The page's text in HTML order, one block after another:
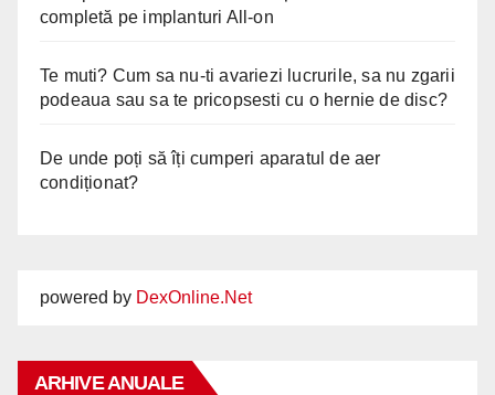
completă pe implanturi All-on
Te muti? Cum sa nu-ti avariezi lucrurile, sa nu zgarii
podeaua sau sa te pricopsesti cu o hernie de disc?
De unde poți să îți cumperi aparatul de aer
condiționat?
powered by DexOnline.Net
ARHIVE ANUALE